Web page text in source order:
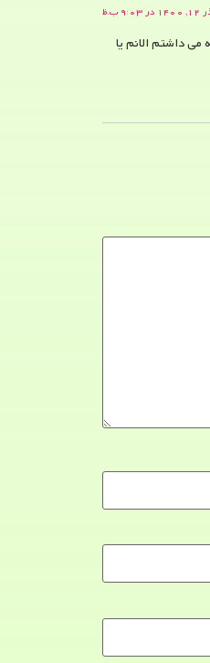
۹:۰۳ ب.ظ
داشتم الانم یا